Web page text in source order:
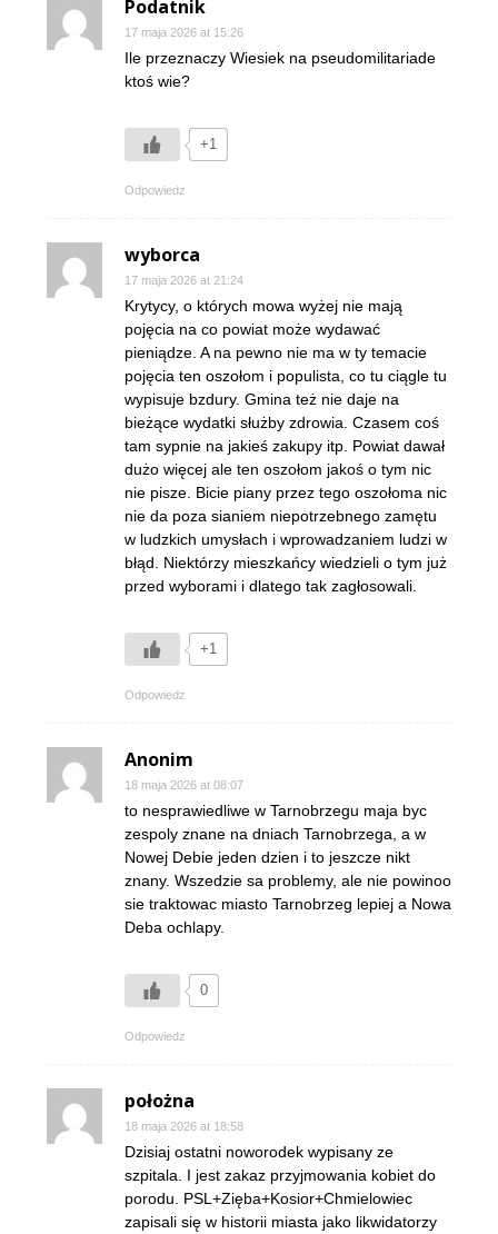
Podatnik
17 maja 2026 at 15:26
Ile przeznaczy Wiesiek na pseudomilitariade
ktoś wie?
+1
Odpowiedz
wyborca
17 maja 2026 at 21:24
Krytycy, o których mowa wyżej nie mają
pojęcia na co powiat może wydawać
pieniądze. A na pewno nie ma w ty temacie
pojęcia ten oszołom i populista, co tu ciągle tu
wypisuje bzdury. Gmina też nie daje na
bieżące wydatki służby zdrowia. Czasem coś
tam sypnie na jakieś zakupy itp. Powiat dawał
dużo więcej ale ten oszołom jakoś o tym nic
nie pisze. Bicie piany przez tego oszołoma nic
nie da poza sianiem niepotrzebnego zamętu
w ludzkich umysłach i wprowadzaniem ludzi w
błąd. Niektórzy mieszkańcy wiedzieli o tym już
przed wyborami i dlatego tak zagłosowali.
+1
Odpowiedz
Anonim
18 maja 2026 at 08:07
to nesprawiedliwe w Tarnobrzegu maja byc
zespoly znane na dniach Tarnobrzega, a w
Nowej Debie jeden dzien i to jeszcze nikt
znany. Wszedzie sa problemy, ale nie powinoo
sie traktowac miasto Tarnobrzeg lepiej a Nowa
Deba ochlapy.
0
Odpowiedz
położna
18 maja 2026 at 18:58
Dzisiaj ostatni noworodek wypisany ze
szpitala. I jest zakaz przyjmowania kobiet do
porodu. PSL+Zięba+Kosior+Chmielowiec
zapisali się w historii miasta jako likwidatorzy